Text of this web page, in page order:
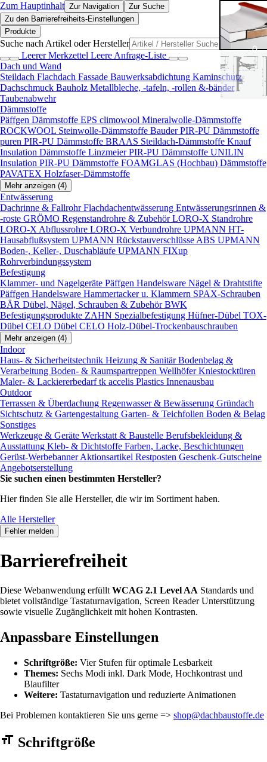
Zum Hauptinhalt Zur Navigation
Zur Suche
Zu den Barrierefreiheits-Einstellungen
Produkte
Suche nach Artikel oder Hersteller
Leerer Merkzettel Leere Anfrage-Liste
Dach und Wand
Steildach Flachdach Fassade Bauwerksabdichtung Kaminschutz
Dachschmuck Bauholz Metallbleche, -tafeln, -rollen &-bänder
Taubenabwehr
Dämmstoffe
Päffgen Dämmstoffe EPS climowool Mineralwolle-Dämmstoffe
ROCKWOOL Steinwolle-Dämmstoffe Bauder PIR-PU Dämmstoffe
puren PIR-PU Dämmstoffe BRAAS Steildach-Dämmstoffe Knauf
Insulation Dämmstoffe Linzmeier PIR-PU Dämmstoffe UNILIN
Insulation PIR-PU Dämmstoffe FOAMGLAS (Hochbau) Dämmstoffe
PAVATEX Holzfaser-Dämmstoffe
Mehr anzeigen (4)
Entwässerung
Dachrinne & FallrohrFlachdachentwässerung Entwässerungsrinnen &
-roste GRÖMO Regenstandrohre & ZubehörLORO-X Standrohre
LORO-X Abflussrohre LORO-X Verbundrohre UPMANN HT-
Hausabflußsystem UPMANN Rückstauverschlüsse ABS UPMANN
Boden-, Keller-, Duschabläufe UPMANN FIXup
Rohrverbindungssystem
Befestigung
Klammer- und Nagelgeräte Päffgen Handelsware Nägel & Drahtstifte
Päffgen Handelsware Hammertacker u. Klammern SPAX-Schrauben
BÄR Dübel, Nägel, Schrauben & ZubehörBWK
Befestigungsprodukte ZAHN Spezialbefestigung Hüfner-Dübel TOX-
Dübel CELO Dübel CELO Holz-Dübel-Trockenbauschrauben
Mehr anzeigen (4)
Indoor
Haus- & Sicherheitstechnik Heizung & SanitärBodenbelag &
Verarbeitung Boden- & Raumspartreppen Wellhöfer Kniestocktüren
Maler- & Lackiererbedarftk accelis Plastics Innenausbau
Outdoor
Terrassen & Überdachung Regenwasser & Bewässerung Gründach
Sichtschutz & Gartengestaltung Garten- & Teichfolien Boden & Belag
Sonstiges
Werkzeuge & Geräte Werkstatt & Baustelle Berufsbekleidung &
Ausstattung Kleb- & Dichtstoffe Farben, Lacke, Beschichtungen
Gerüst-WerbebannerAktionsartikel Restposten Geschenk-Gutscheine
Angebotserstellung
Sie suchen einen bestimmten Hersteller?
Hier finden Sie alle Hersteller, die wir im Sortiment haben.
Alle Hersteller
Fehler melden
Barrierefreiheit
Diese Webanwendung erfüllt WCAG 2.1 Level AA Standards und
bietet vollständige Tastaturnavigation, Screen Reader Unterstützung
sowie visuelle Zugänglichkeit mit hohen Kontrasten.
Anpassbare Einstellungen
Schriftgröße: Vier Stufen für optimale Lesbarkeit
Themes: Sechs Modi inkl. Dark Mode, Hochkontrast und
Blaufilter
Weitere: Tastaturnavigation und reduzierte Animationen
Bei Problemen kontaktieren Sie uns gerne => shop@dachbaustoffe.de
Barrierefreiheit Einstellungen Formular
Schriftgröße